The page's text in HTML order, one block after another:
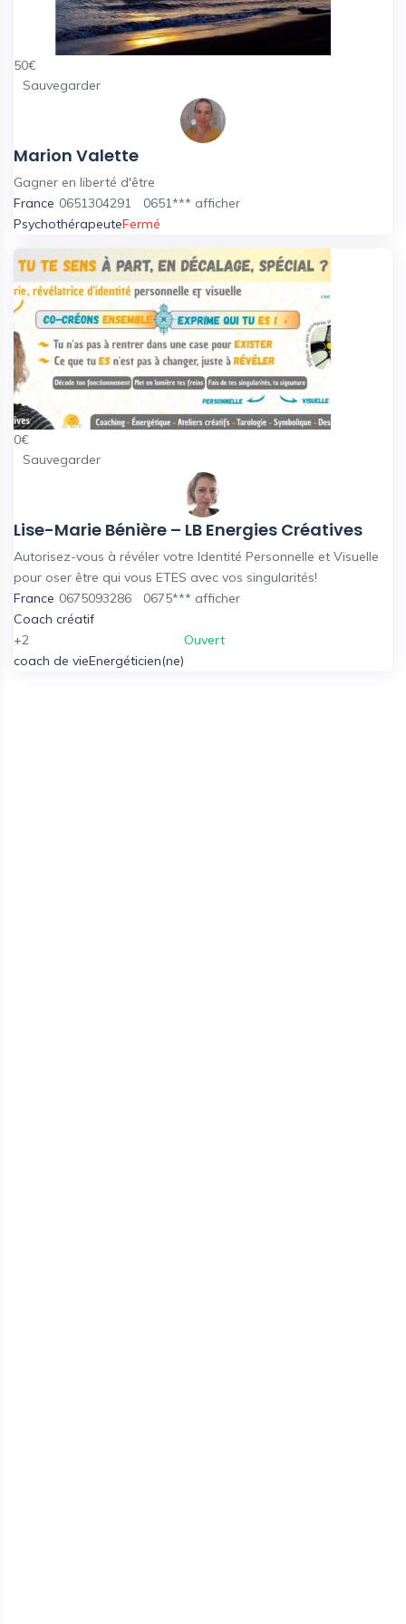
50€
Sauvegarder
Marion Valette
Gagner en liberté d'être
France 0651304291 0651*** afficher
PsychothérapeuteFermé
0€
Sauvegarder
Lise-Marie Bénière – LB Energies Créatives
Autorisez-vous à révéler votre Identité Personnelle et Visuelle
pour oser être qui vous ETES avec vos singularités!
France 0675093286 0675*** afficher
Coach créatif
+2
coach de vieEnergéticien(ne)
Ouvert